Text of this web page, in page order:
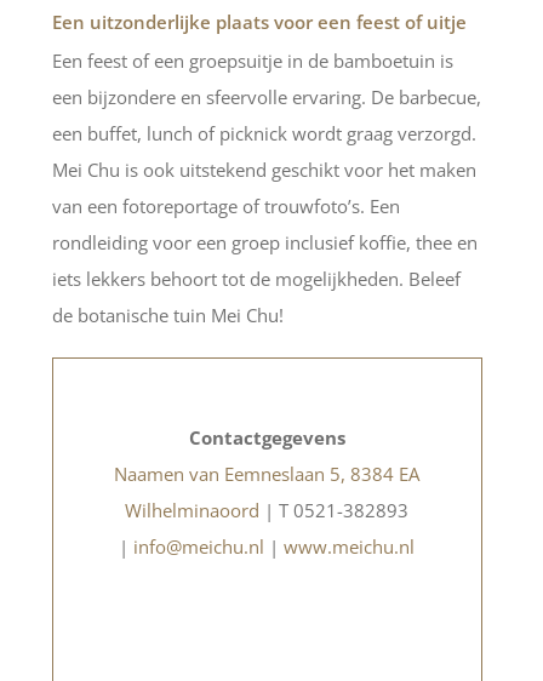
Een uitzonderlijke plaats voor een feest of uitje
Een feest of een groepsuitje in de bamboetuin is
een bijzondere en sfeervolle ervaring. De barbecue,
een buffet, lunch of picknick wordt graag verzorgd.
Mei Chu is ook uitstekend geschikt voor het maken
van een fotoreportage of trouwfoto’s. Een
rondleiding voor een groep inclusief koffie, thee en
iets lekkers behoort tot de mogelijkheden. Beleef
de botanische tuin Mei Chu!
Contactgegevens
Naamen van Eemneslaan 5, 8384 EA
Wilhelminaoord | T 0521-382893
| info@meichu.nl |www.meichu.nl